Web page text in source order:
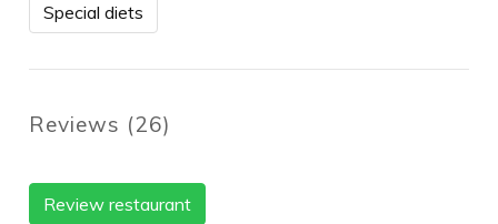
Special diets
Reviews (26)
Review restaurant